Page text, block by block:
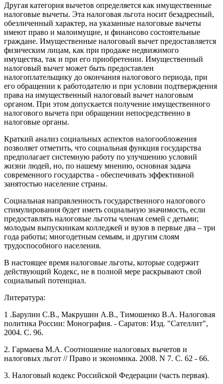
Другая категория вычетов определяется как имущественные
налоговые вычеты. Эта налоговая льгота носит безадресный,
обезличенный характер, на указанные налоговые вычеты
имеют право и малоимущие, и финансово состоятельные
граждане. Имущественные налоговый вычет предоставляется
физическим лицам, как при продаже недвижимого
имущества, так и при его приобретении. Имущественный
налоговый вычет может быть предоставлен
налогоплательщику до окончания налогового периода, при
его обращении к работодателю и при условии подтверждения
права на имущественный налоговый вычет налоговым
органом. При этом допускается получение имущественного
налогового вычета при обращении непосредственно в
налоговые органы.
Краткий анализ социальных аспектов налогообложения
позволяет отметить, что социальная функция государства
предполагает системную работу по улучшению условий
жизни людей, но, по нашему мнению, основная задача
современного государства - обеспечивать эффективной
занятостью население страны.
Социальная направленность государственного налогового
стимулирования будет иметь социальную значимость, если
предоставлять налоговые льготы членам семей с детьми;
молодым выпускникам колледжей и вузов в первые два – три
года работы; многодетным семьям, и другим слоям
трудоспособного населения.
В настоящее время налоговые льготы, которые содержит
действующий Кодекс, не в полной мере раскрывают свой
социальный потенциал.
Литература:
1 .Барулин С.В., Макрушин А.В., Тимошенко В.А. Налоговая
политика России: Монография. - Саратов: Изд. "Сателлит",
2004. С. 96.
2. Гармаева М.А. Соотношение налоговых вычетов и
налоговых льгот // Право и экономика. 2008. N 7. С. 62 - 66.
3. Налоговый кодекс Российской Федерации (часть первая).